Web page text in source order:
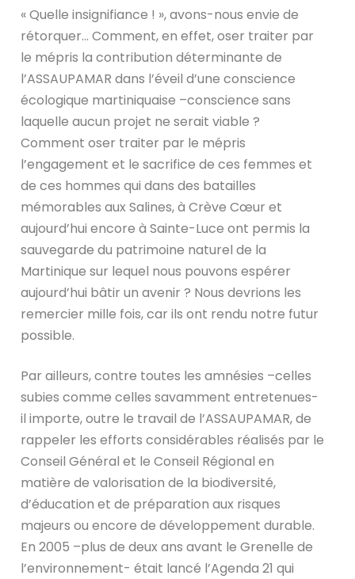
« Quelle insignifiance ! », avons-nous envie de
rétorquer… Comment, en effet, oser traiter par
le mépris la contribution déterminante de
l’ASSAUPAMAR dans l’éveil d’une conscience
écologique martiniquaise –conscience sans
laquelle aucun projet ne serait viable ?
Comment oser traiter par le mépris
l’engagement et le sacrifice de ces femmes et
de ces hommes qui dans des batailles
mémorables aux Salines, à Crève Cœur et
aujourd’hui encore à Sainte-Luce ont permis la
sauvegarde du patrimoine naturel de la
Martinique sur lequel nous pouvons espérer
aujourd’hui bâtir un avenir ? Nous devrions les
remercier mille fois, car ils ont rendu notre futur
possible.
Par ailleurs, contre toutes les amnésies –celles
subies comme celles savamment entretenues-
il importe, outre le travail de l’ASSAUPAMAR, de
rappeler les efforts considérables réalisés par le
Conseil Général et le Conseil Régional en
matière de valorisation de la biodiversité,
d’éducation et de préparation aux risques
majeurs ou encore de développement durable.
En 2005 –plus de deux ans avant le Grenelle de
l’environnement- était lancé l’Agenda 21 qui